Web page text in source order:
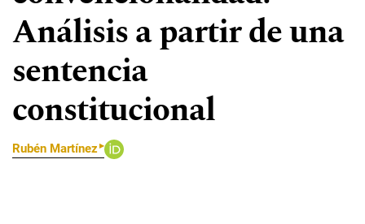
Análisis a partir de una
sentencia
constitucional
Rubén Martínez▸